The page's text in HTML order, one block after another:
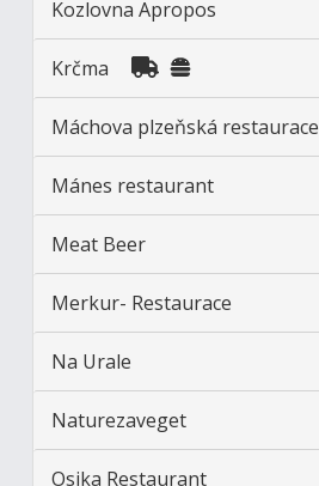
Kozlovna Apropos
Krčma
Máchova plzeňská restaurace
Mánes restaurant
Meat Beer
Merkur- Restaurace
Na Urale
Naturezaveget
Osika Restaurant